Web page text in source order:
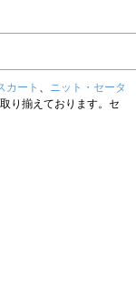
カート 、 ニット・セータ
り揃えております。セ